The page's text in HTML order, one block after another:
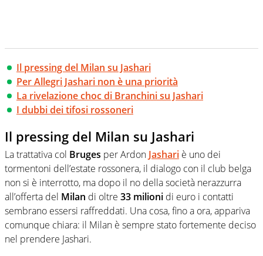
Il pressing del Milan su Jashari
Per Allegri Jashari non è una priorità
La rivelazione choc di Branchini su Jashari
I dubbi dei tifosi rossoneri
Il pressing del Milan su Jashari
La trattativa col Bruges per Ardon Jashari è uno dei
tormentoni dell’estate rossonera, il dialogo con il club belga
non si è interrotto, ma dopo il no della società nerazzurra
all’offerta del Milan di oltre 33 milioni di euro i contatti
sembrano essersi raffreddati. Una cosa, fino a ora, appariva
comunque chiara: il Milan è sempre stato fortemente deciso
nel prendere Jashari.